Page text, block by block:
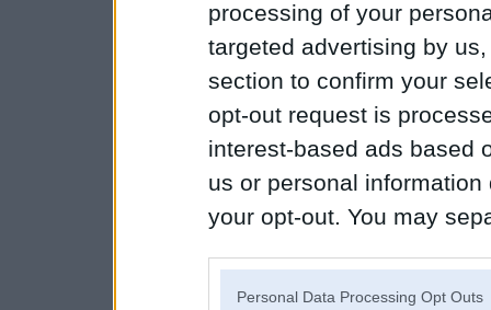
processing of your
targeted advertising by
section to confirm your
opt-out request is
interest-based ads based
us or personal
your opt-out. You may
Personal Data Processing Opt Outs